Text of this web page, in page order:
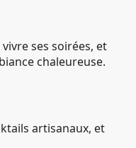
ses soirées, et
chaleureuse.
artisanaux, et